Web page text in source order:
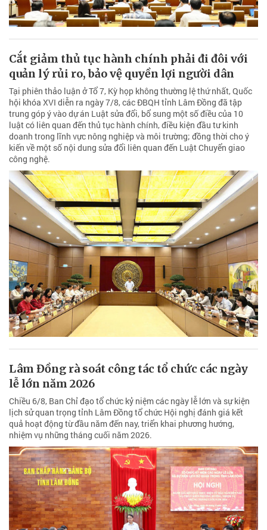
Cắt giảm thủ tục hành chính phải đi đôi với
quản lý rủi ro, bảo vệ quyền lợi người dân
Tại phiên thảo luận ở Tổ 7, Kỳ họp không thường lệ thứ nhất, Quốc
hội khóa XVI diễn ra ngày 7/8, các ĐBQH tỉnh Lâm Đồng đã tập
trung góp ý vào dự án Luật sửa đổi, bổ sung một số điều của 10
luật có liên quan đến thủ tục hành chính, điều kiện đầu tư kinh
doanh trong lĩnh vực nông nghiệp và môi trường; đồng thời cho ý
kiến về một số nội dung sửa đổi liên quan đến Luật Chuyển giao
công nghệ.
Lâm Đồng rà soát công tác tổ chức các ngày
lễ lớn năm 2026
Chiều 6/8, Ban Chỉ đạo tổ chức kỷ niệm các ngày lễ lớn và sự kiện
lịch sử quan trọng tỉnh Lâm Đồng tổ chức Hội nghị đánh giá kết
quả hoạt động từ đầu năm đến nay, triển khai phương hướng,
nhiệm vụ những tháng cuối năm 2026.